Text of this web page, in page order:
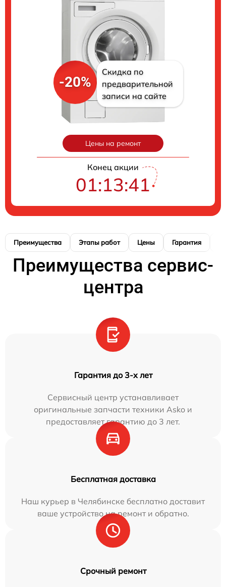
-20%
Скидка по
предварительной
записи на сайте
Цены на ремонт
Конец акции
01:13:40
Преимущества Этапы работ Цены Гарантия
Преимущества сервис-
центра
Гарантия до 3-х лет
Сервисный центр устанавливает
оригинальные запчасти техники Asko и
предоставляет гарантию до 3 лет.
Бесплатная доставка
Наш курьер в Челябинске бесплатно доставит
ваше устройство на ремонт и обратно.
Срочный ремонт